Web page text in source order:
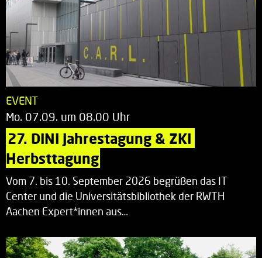
EVENT
Mo. 07.09. um 08.00 Uhr
27. DINI Jahrestagung & ZKI
Herbsttagung
Vom 7. bis 10. September 2026 begrüßen das IT
Center und die Universitätsbibliothek der RWTH
Aachen Expert*innen aus…